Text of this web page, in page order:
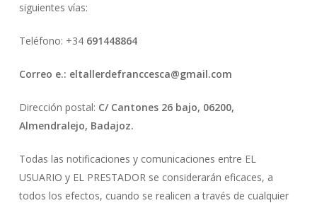
siguientes vías:
Teléfono: +34 691448864
Correo e.: eltallerdefranccesca@gmail.com
Dirección postal: C/ Cantones 26 bajo, 06200,
Almendralejo, Badajoz.
Todas las notificaciones y comunicaciones entre EL
USUARIO y EL PRESTADOR se considerarán eficaces, a
todos los efectos, cuando se realicen a través de cualquier